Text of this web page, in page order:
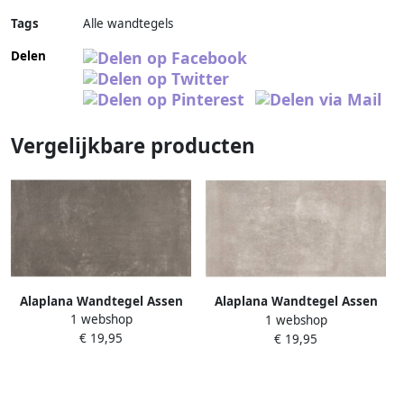
Tags
Alle wandtegels
Delen
Vergelijkbare producten
Alaplana Wandtegel Assen
Mate 25x40 cm Antraciet
1 webshop
€ 19,95
Alaplana Wandtegel Assen
Mate 25x40 cm Grijs
1 webshop
€ 19,95